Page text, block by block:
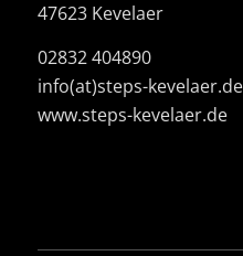
47623 Kevelaer
02832 404890
info(at)steps-kevelaer.de
www.steps-kevelaer.de